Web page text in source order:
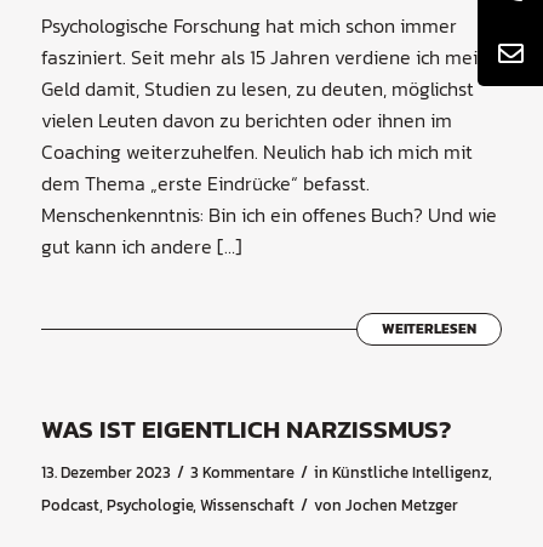
Psychologische Forschung hat mich schon immer
fasziniert. Seit mehr als 15 Jahren verdiene ich mein
Geld damit, Studien zu lesen, zu deuten, möglichst
vielen Leuten davon zu berichten oder ihnen im
Coaching weiterzuhelfen. Neulich hab ich mich mit
dem Thema „erste Eindrücke“ befasst.
Menschenkenntnis: Bin ich ein offenes Buch? Und wie
gut kann ich andere […]
WEITERLESEN
WAS IST EIGENTLICH NARZISSMUS?
13. Dezember 2023 / 3 Kommentare / in Künstliche Intelligenz,
Podcast, Psychologie, Wissenschaft / von Jochen Metzger